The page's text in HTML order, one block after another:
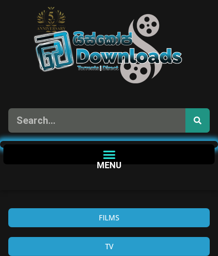
MENU
FILMS
TV